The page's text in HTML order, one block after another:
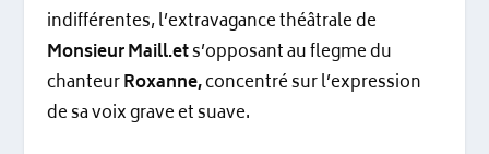
indifférentes, l’extravagance théâtrale de
Monsieur Maill.ets’opposant au flegme du
chanteurRoxanne,concentré sur l’expression
de sa voix grave et suave.